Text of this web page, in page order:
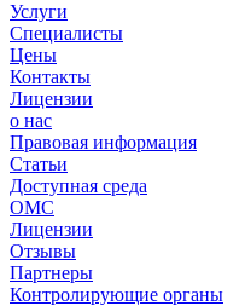
Услуги
Специалисты
Цены
Контакты
Лицензии
о нас
Правовая информация
Статьи
Доступная среда
ОМС
Лицензии
Отзывы
Партнеры
Контролирующие органы